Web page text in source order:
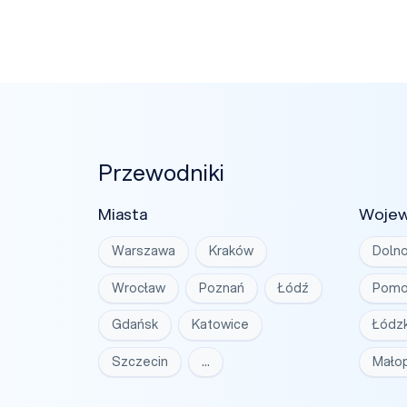
Przewodniki
Miasta
Warszawa Kraków
Wrocław Poznań Łódź
Gdańsk Katowice
Szczecin …